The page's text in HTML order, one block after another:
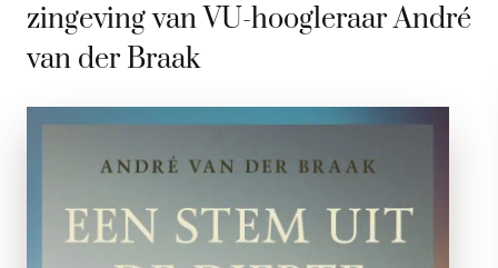
zingeving van VU-hoogleraar André
van der Braak